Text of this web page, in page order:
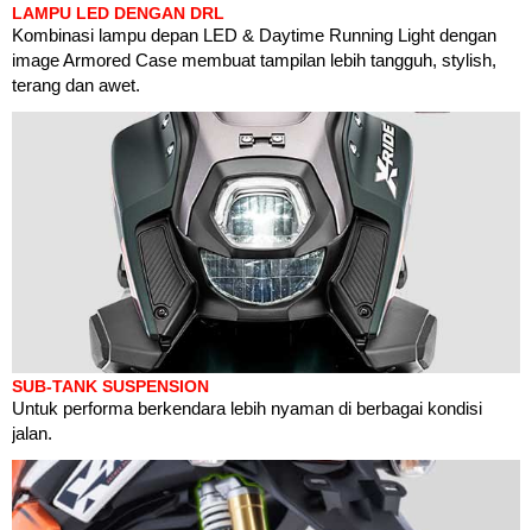
LAMPU LED DENGAN DRL
Kombinasi lampu depan LED & Daytime Running Light dengan
image Armored Case membuat tampilan lebih tangguh, stylish,
terang dan awet.
SUB-TANK SUSPENSION
Untuk performa berkendara lebih nyaman di berbagai kondisi
jalan.